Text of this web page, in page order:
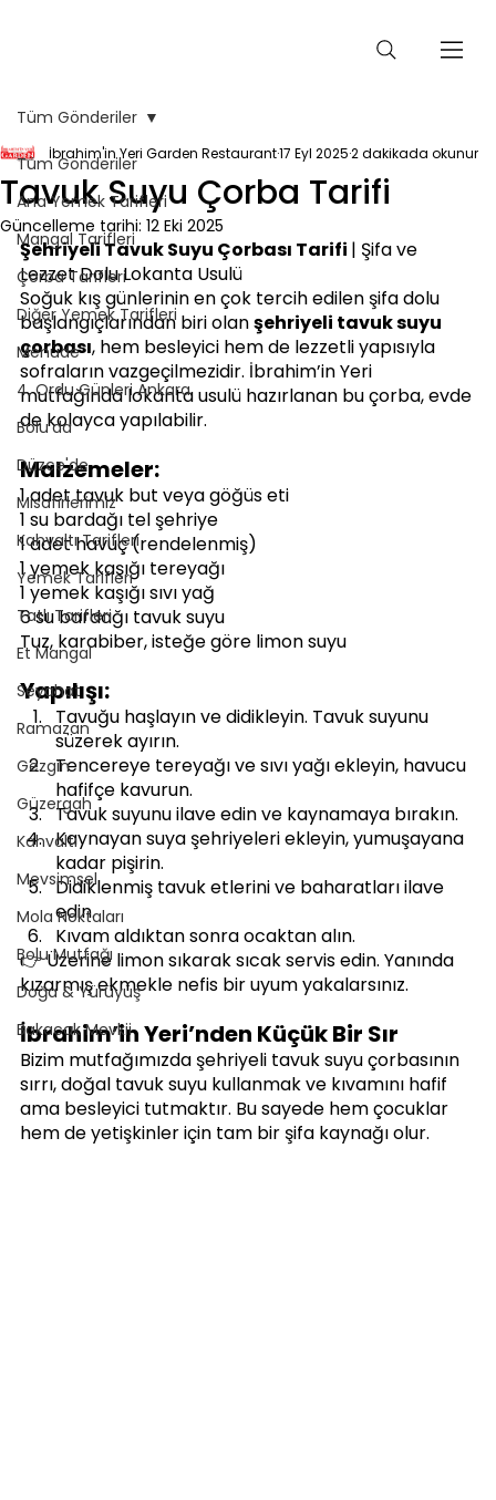
Tüm Gönderiler
Ana Yemek Tarifleri
Mangal Tarifleri
Çorba Tarifleri
Diğer Yemek Tarifleri
Menüde
4. Ordu Günleri Ankara
Bolu'da
Düzce'de
Misafirlerimiz
Kahvaltı Tarifleri
Yemek Tarifleri
Tatlı Tarifleri
Et Mangal
Seyahat
Ramazan
Gezgin
Güzergah
Kahvaltı
Mevsimsel
Mola Noktaları
Bolu Mutfağı
Doğa & Yürüyüş
Bakacak Mevkii
Tüm Gönderiler
Tavuk Suyu Çorba Tarifi
İbrahim'in Yeri Garden Restaurant17 Eyl 20252 dakikada okunur
Güncelleme tarihi: 12 Eki 2025
Şehriyeli Tavuk Suyu Çorbası Tarifi | Şifa ve
Lezzet Dolu Lokanta Usulü
Soğuk kış günlerinin en çok tercih edilen şifa dolu
başlangıçlarından biri olan şehriyeli tavuk suyu
çorbası, hem besleyici hem de lezzetli yapısıyla
sofraların vazgeçilmezidir. İbrahim’in Yeri
mutfağında lokanta usulü hazırlanan bu çorba, evde
de kolayca yapılabilir.
Malzemeler:
1 adet tavuk but veya göğüs eti
1 su bardağı tel şehriye
1 adet havuç (rendelenmiş)
1 yemek kaşığı tereyağı
1 yemek kaşığı sıvı yağ
6 su bardağı tavuk suyu
Tuz, karabiber, isteğe göre limon suyu
Yapılışı:
Tavuğu haşlayın ve didikleyin. Tavuk suyunu
süzerek ayırın.
Tencereye tereyağı ve sıvı yağı ekleyin, havucu
hafifçe kavurun.
Tavuk suyunu ilave edin ve kaynamaya bırakın.
Kaynayan suya şehriyeleri ekleyin, yumuşayana
kadar pişirin.
Didiklenmiş tavuk etlerini ve baharatları ilave
edin.
Kıvam aldıktan sonra ocaktan alın.
👉 Üzerine limon sıkarak sıcak servis edin. Yanında
kızarmış ekmekle nefis bir uyum yakalarsınız.
İbrahim’in Yeri’nden Küçük Bir Sır
Bizim mutfağımızda şehriyeli tavuk suyu çorbasının
sırrı, doğal tavuk suyu kullanmak ve kıvamını hafif
ama besleyici tutmaktır. Bu sayede hem çocuklar
hem de yetişkinler için tam bir şifa kaynağı olur.